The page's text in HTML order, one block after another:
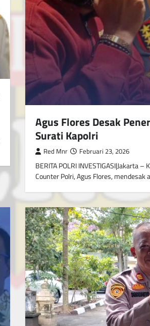
Agus Flores Desak
Surati Kapolri
Red Mnr Februari 23, 2026
BERITA POLRI INVESTIGASI|Jakarta
Counter Polri, Agus Flores, mendesak